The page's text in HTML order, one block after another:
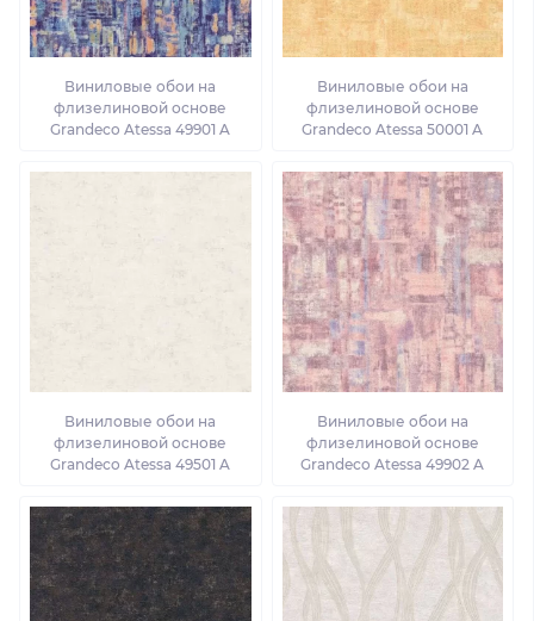
Виниловые обои на
флизелиновой основе
Grandeco Atessa 49901 A
Виниловые обои на
флизелиновой основе
Grandeco Atessa 50001 A
Виниловые обои на
флизелиновой основе
Grandeco Atessa 49501 A
Виниловые обои на
флизелиновой основе
Grandeco Atessa 49902 A